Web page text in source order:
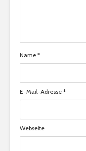
Name *
E-Mail-Adresse *
Webseite